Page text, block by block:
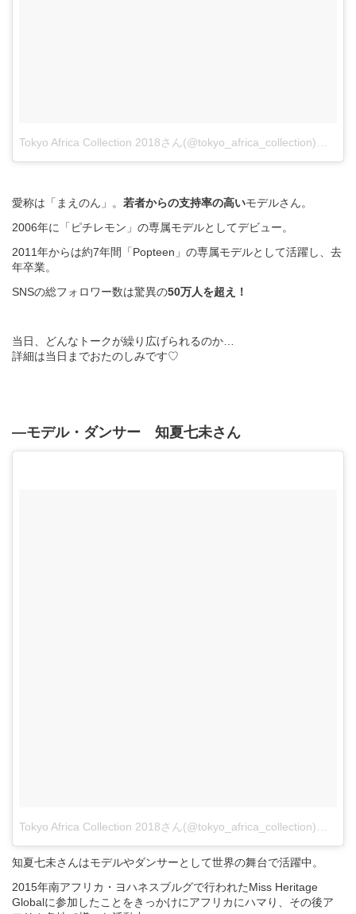
愛称は「まえのん」。 若者からの支持率の高いモデルさん。
​2006年に「ピチレモン」の専属モデルとしてデビュー。
2011年からは約7年間「Popteen」の専属モデルとして活躍し、去
年卒業。
SNSの総フォロワー数は驚異の50万人を超え！
当日、どんなトークが繰り広げられるのか…
詳細は当日までおたのしみです♡
―モデル・ダンサー 知夏七未さん
知夏七未さんはモデルやダンサーとして世界の舞台で活躍中。
2015年南アフリカ・ヨハネスブルグで行われたMiss Heritage
Globalに参加したことをきっかけにアフリカにハマり、その後ア